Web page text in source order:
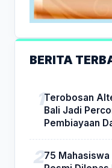
BERITA
Terobosan
Bali Jadi
Pembiayaan
75 Mahasiswa